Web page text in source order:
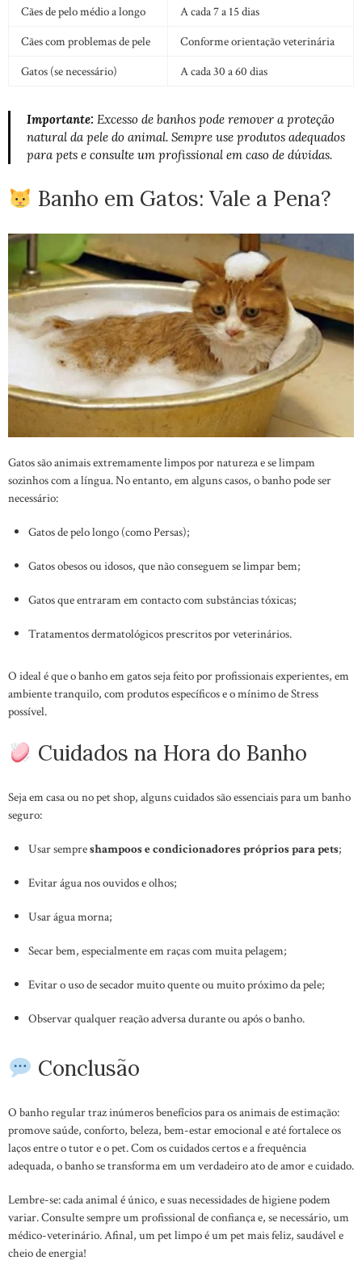
Cães de pelo médio a longo
A cada 7 a 15 dias
Cães com problemas de pele
Conforme orientação veterinária
Gatos (se necessário)
A cada 30 a 60 dias
Importante: Excesso de banhos pode remover a proteção
natural da pele do animal. Sempre use produtos adequados
para pets e consulte um profissional em caso de dúvidas.
Banho em Gatos: Vale a Pena?
Gatos são animais extremamente limpos por natureza e se limpam
sozinhos com a língua. No entanto, em alguns casos, o banho pode ser
necessário:
Gatos de pelo longo (como Persas);
Gatos obesos ou idosos, que não conseguem se limpar bem;
Gatos que entraram em contacto com substâncias tóxicas;
Tratamentos dermatológicos prescritos por veterinários.
O ideal é que o banho em gatos seja feito por profissionais experientes, em
ambiente tranquilo, com produtos específicos e o mínimo de Stress
possível.
Cuidados na Hora do Banho
Seja em casa ou no pet shop, alguns cuidados são essenciais para um banho
seguro:
Usar sempreshampoos e condicionadores próprios para pets;
Evitar água nos ouvidos e olhos;
Usar água morna;
Secar bem, especialmente em raças com muita pelagem;
Evitar o uso de secador muito quente ou muito próximo da pele;
Observar qualquer reação adversa durante ou após o banho.
Conclusão
O banho regular traz inúmeros benefícios para os animais de estimação:
promove saúde, conforto, beleza, bem-estar emocional e até fortalece os
laços entre o tutor e o pet. Com os cuidados certos e a frequência
adequada, o banho se transforma em um verdadeiro ato de amor e cuidado.
Lembre-se: cada animal é único, e suas necessidades de higiene podem
variar. Consulte sempre um profissional de confiança e, se necessário, um
médico-veterinário. Afinal, um pet limpo é um pet mais feliz, saudável e
cheio de energia!